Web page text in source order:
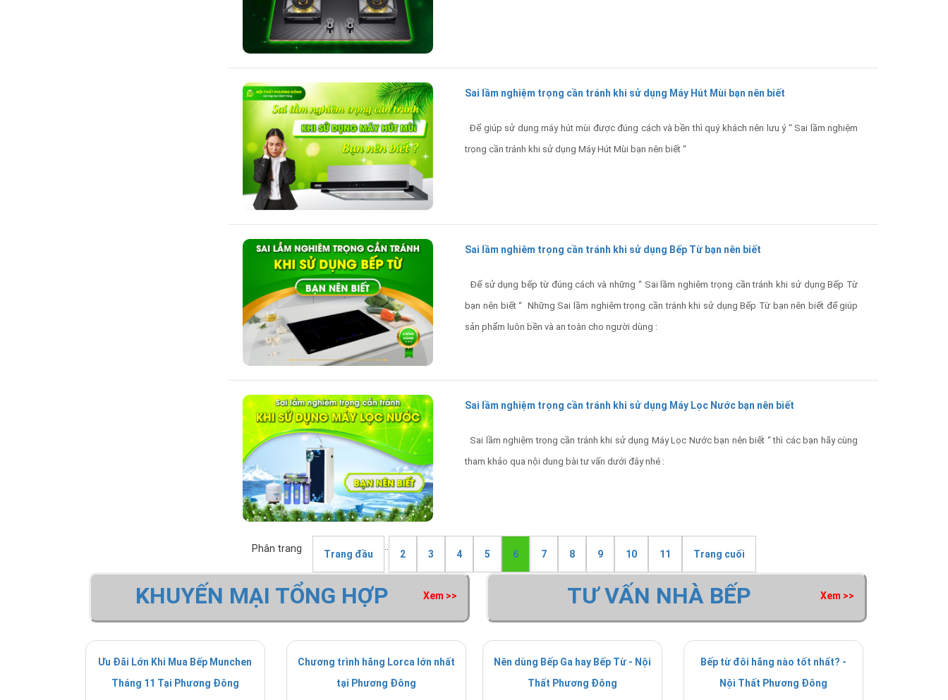
Sai lầm nghiệm trọng cần tránh khi sử dụng Máy Hút Mùi bạn nên biết
Để giúp sử dụng máy hút mùi được đúng cách và bền thì quý khách nên lưu ý “ Sai lầm nghiệm
trọng cần tránh khi sử dụng Máy Hút Mùi bạn nên biết “
Sai lầm nghiêm trọng cần tránh khi sử dụng Bếp Từ bạn nên biết
Để sử dụng bếp từ đúng cách và những “ Sai lầm nghiêm trọng cần tránh khi sử dụng Bếp Từ
bạn nên biết “ Những Sai lầm nghiêm trọng cần tránh khi sử dụng Bếp Từ bạn nên biết để giúp
sản phẩm luôn bền và an toàn cho người dùng :
Sai lầm nghiệm trọng cần tránh khi sử dụng Máy Lọc Nước bạn nên biết
Sai lầm nghiệm trọng cần tránh khi sử dụng Máy Lọc Nước bạn nên biết “ thì các bạn hãy cùng
tham khảo qua nội dung bài tư vấn dưới đây nhé :
Phân trang Trang đầu
..
2 3 4 5 6 7 8 9 10 11 Trang cuối
KHUYẾN MẠI TỔNG HỢP Xem >>
Ưu Đãi Lớn Khi Mua Bếp Munchen
Tháng 11 Tại Phương Đông
Chương trình hãng Lorca lớn nhất
tại Phương Đông
TƯ VẤN NHÀ BẾP Xem >>
Nên dùng Bếp Ga hay Bếp Từ - Nội
Thất Phương Đông
Bếp từ đôi hãng nào tốt nhất? -
Nội Thất Phương Đông